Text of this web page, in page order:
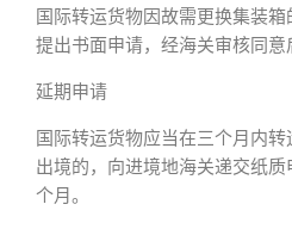
国际转运货物因故需更换集装
提出书面申请，经海关审核同意
延期申请
国际转运货物应当在三个月内
出境的，向进境地海关递交纸
个月。